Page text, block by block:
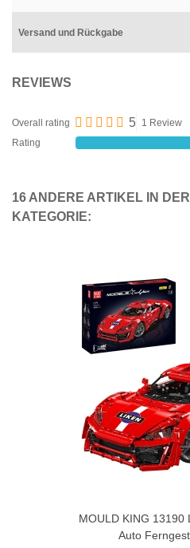
Versand und Rückgabe
REVIEWS
Overall rating 5 1 Review
Rating
16 ANDERE ARTIKEL IN
KATEGORIE:
MOULD KING 13190
Auto